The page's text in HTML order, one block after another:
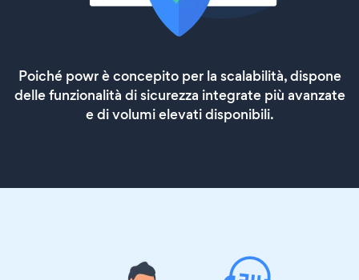
Poiché powr è concepito per la scalabilità, dispone
delle funzionalità di sicurezza integrate più avanzate
e di volumi elevati disponibili.